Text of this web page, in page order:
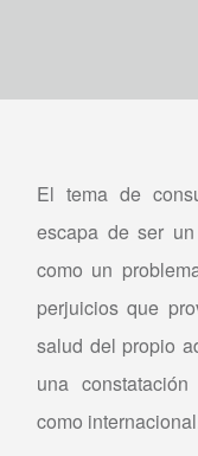
El tema de
escapa de ser
como un
perjuicios que
salud del propio
una
como